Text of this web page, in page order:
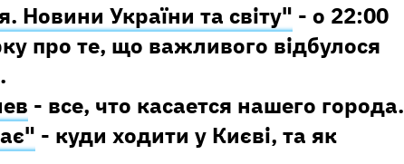
Новини України та світу" - о 22:00
про те, що важливого відбулося
- все, что касается нашего города.
- куди ходити у Києві, та як